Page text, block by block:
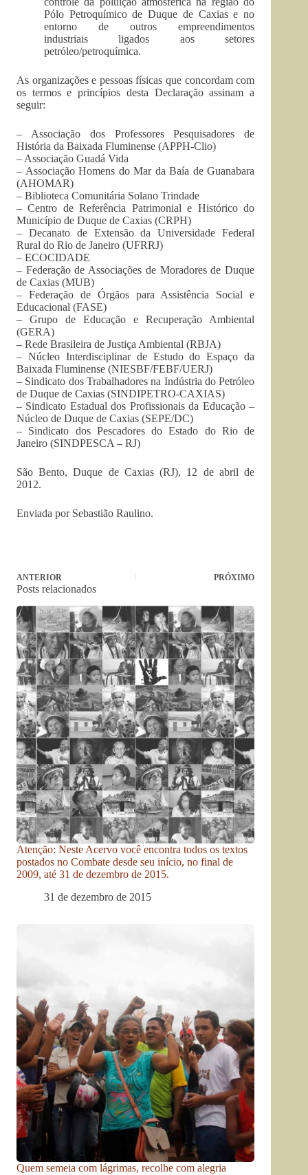
Pólo Petroquímico de Duque de Caxias e no
entorno de outros empreendimentos
industriais ligados aos setores
petróleo/petroquímica.
As organizações e pessoas físicas que concordam com
os termos e princípios desta Declaração assinam a
seguir:
– Associação dos Professores Pesquisadores de
História da Baixada Fluminense (APPH-Clio)
– Associação Guadá Vida
– Associação Homens do Mar da Baía de Guanabara
(AHOMAR)
– Biblioteca Comunitária Solano Trindade
– Centro de Referência Patrimonial e Histórico do
Município de Duque de Caxias (CRPH)
– Decanato de Extensão da Universidade Federal
Rural do Rio de Janeiro (UFRRJ)
– ECOCIDADE
– Federação de Associações de Moradores de Duque
de Caxias (MUB)
– Federação de Órgãos para Assistência Social e
Educacional (FASE)
– Grupo de Educação e Recuperação Ambiental
(GERA)
– Rede Brasileira de Justiça Ambiental (RBJA)
– Núcleo Interdisciplinar de Estudo do Espaço da
Baixada Fluminense (NIESBF/FEBF/UERJ)
– Sindicato dos Trabalhadores na Indústria do Petróleo
de Duque de Caxias (SINDIPETRO-CAXIAS)
– Sindicato Estadual dos Profissionais da Educação –
Núcleo de Duque de Caxias (SEPE/DC)
– Sindicato dos Pescadores do Estado do Rio de
Janeiro (SINDPESCA – RJ)
São Bento, Duque de Caxias (RJ), 12 de abril de
2012.
Enviada por Sebastião Raulino.
ANTERIOR PRÓXIMO
Posts relacionados
Atenção: Neste Acervo você encontra todos os textos
postados no Combate desde seu início, no final de
2009, até 31 de dezembro de 2015.
31 de dezembro de 2015
Quem semeia com lágrimas, recolhe com alegria